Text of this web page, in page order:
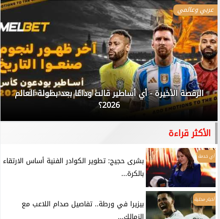
عربي وعالمي
الرقصة الأخيرة - أي أساطير قالت وداعًا بعد بطولة العالم
2026؟
الأكثر قراءة
أي خدمة
بشرى حجيج: تطوير الكوادر الفنية أساس الارتقاء
بالكرة...
أخبار محلية
بيزيرا في ورطة.. تفاصيل صدام اللاعب مع